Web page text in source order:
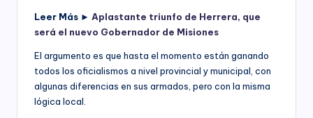
Leer Más ► Aplastante triunfo de Herrera, que
será el nuevo Gobernador de Misiones
El argumento es que hasta el momento están ganando
todos los oficialismos a nivel provincial y municipal, con
algunas diferencias en sus armados, pero con la misma
lógica local.